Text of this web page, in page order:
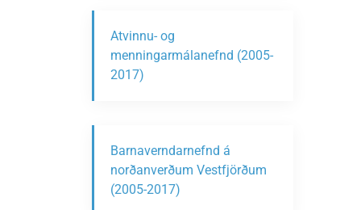
Atvinnu- og
menningarmálanefnd (2005-
2017)
Barnaverndarnefnd á
norðanverðum Vestfjörðum
(2005-2017)